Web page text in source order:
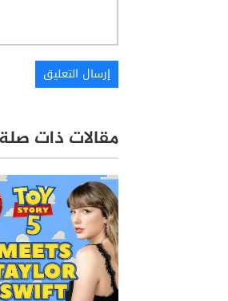
مقالات ذات صلة